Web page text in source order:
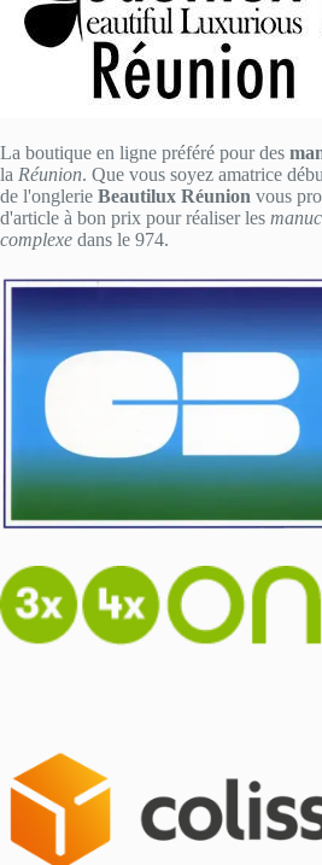
La boutique en ligne préféré pour des
la Réunion. Que vous soyez amatrice
de l'onglerie Beautilux Réunion vous
d'article à bon prix pour réaliser les
complexe dans le 974.